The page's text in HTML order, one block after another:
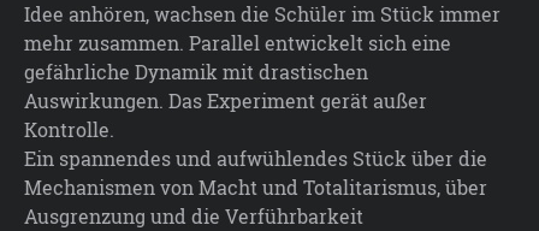
Idee anhören, wachsendie Schüler im Stück immer
mehr zusammen. Parallel entwickelt sich eine
gefährliche Dynamik mit drastischen
Auswirkungen. Das Experiment gerät außer
Kontrolle.
Ein spannendes und aufwühlendes Stück über die
Mechanismen von Macht und Totalitarismus,über
Ausgrenzung und die Verführbarkeit